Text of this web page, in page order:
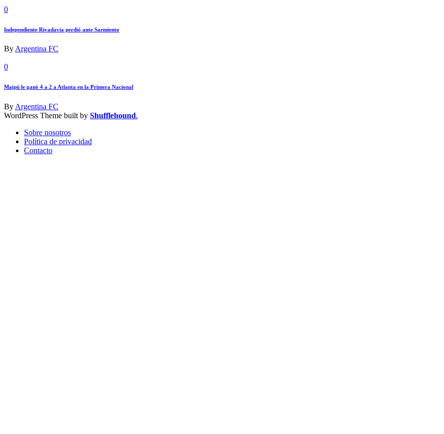
0
Independiente Rivadavia perdió ante Sarmiento
ByArgentina FC
0
Maipú le ganó 4 a 2 a Atlanta en la Primera Nacional
ByArgentina FC
WordPress Theme built by Shufflehound.
Sobre nosotros
Política de privacidad
Contacto